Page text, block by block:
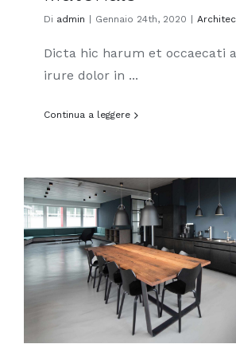
Di admin Gennaio 24th, 2020
Dicta hic harum et occaecati
irure dolor in ...
Continua a leggere